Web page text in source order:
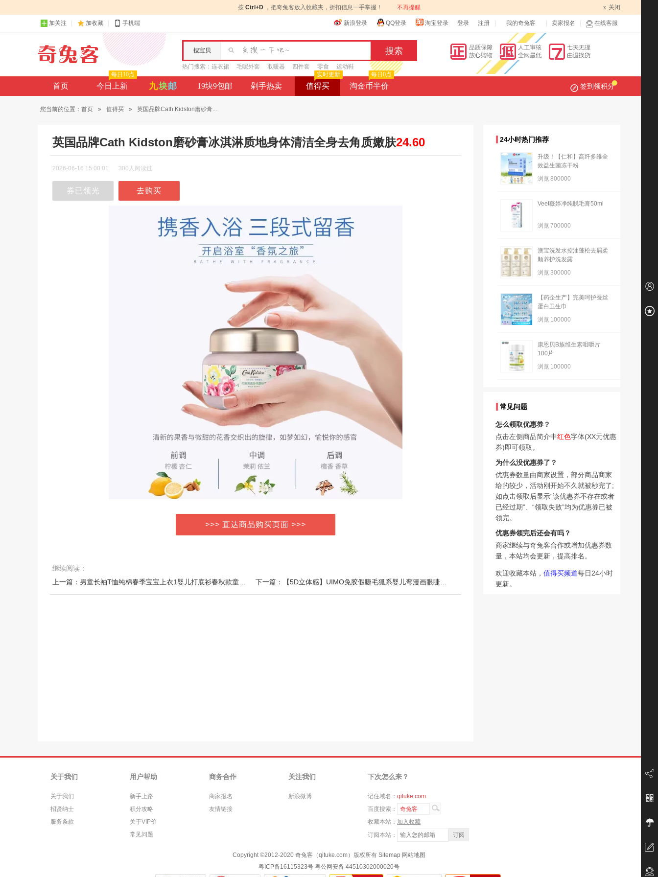
按 Ctrl+D ，把奇兔客放入收藏夹，折扣信息一手掌握！ 不再提醒 x 关闭
加关注 加收藏 手机端 新浪登录 QQ登录 淘宝登录 登录 注册 我的奇兔客 卖家报名 在线客服
搜宝贝
热门搜索： 连衣裙 毛呢外套 取暖器 四件套 零食 运动鞋
首页 今日上新
每日10点
九块邮 19块9包邮 剁手热卖 值得买
实时更新
淘金币半价
每日0点
签到领积分
您当前的位置： 首页 » 值得买 » 英国品牌Cath Kidston磨砂膏...
英国品牌Cath Kidston磨砂膏冰淇淋质地身体清洁全身去角质嫩肤24.60
2026-06-16 15:00:01 300人阅读过
券已领光 去购买
>>> 直达商品购买页面 >>>
继续阅读：
24小时热门推荐
升级！【仁和】高纤多维全
效益生菌冻干粉
浏览800000
Veet薇婷净纯脱毛膏50ml
浏览700000
澳宝洗发水控油蓬松去屑柔
顺养护洗发露
浏览300000
【药企生产】完美呵护蚕丝
蛋白卫生巾
浏览 100000
康恩贝B族维生素咀嚼片
100片
浏览 100000
常见问题
怎么领取优惠券？
点击左侧商品简介中红色字体(XX元优惠
券)即可领取。
为什么没优惠券了？
优惠券数量由商家设置，部分商品商家
给的较少，活动刚开始不久就被秒完了;
如点击领取后显示“该优惠券不存在或者
已经过期”、“领取失败”均为优惠券已被
领完。
优惠券领完后还会有吗？
商家继续与奇兔客合作或增加优惠券数
量，本站均会更新，提高排名。
欢迎收藏本站， 值得买频道每日24小时
更新。
关于我们
关于我们
招贤纳士
服务条款
用户帮助
新手上路
积分攻略
关于VIP价
常见问题
商务合作
商家报名
友情链接
关注我们
新浪微博
下次怎么来？
记住域名： qituke.com
百度搜索：
奇兔客
收藏本站： 加入收藏
订阅本站：
Copyright ©2012-2020 奇兔客（qituke.com）版权所有 Sitemap 网站地图
粤ICP备16115323号 粤公网安备 44510302000020号